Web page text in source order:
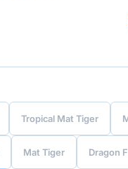
Tropical Mat Tiger
Mat Tiger Dragon